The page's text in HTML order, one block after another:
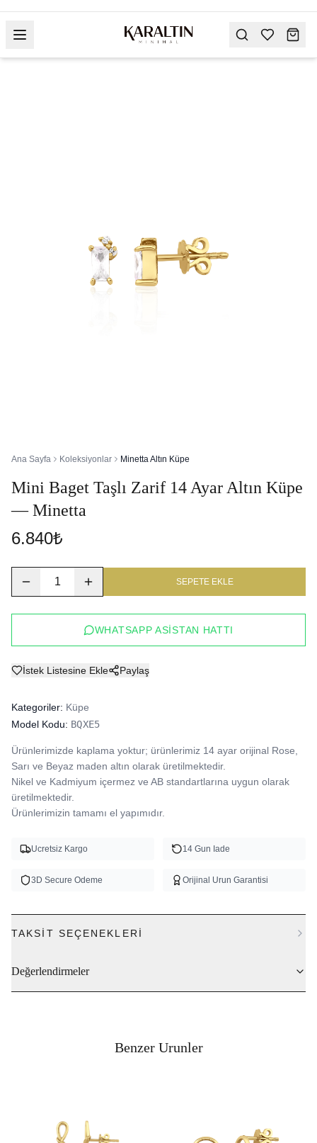
Ana Sayfa Koleksiyonlar Minetta Altın Küpe
Mini Baget Taşlı Zarif 14 Ayar Altın Küpe
— Minetta
6.840₺
1 SEPETE EKLE
WHATSAPP ASISTAN HATTI
İstek Listesine Ekle Paylaş
Kategoriler: Küpe
Model Kodu: BQXE5
Ürünlerimizde kaplama yoktur; ürünlerimiz 14 ayar orijinal Rose,
Sarı ve Beyaz maden altın olarak üretilmektedir.
Nikel ve Kadmiyum içermez ve AB standartlarına uygun olarak
üretilmektedir.
Ürünlerimizin tamamı el yapımıdır.
Ucretsiz Kargo 14 Gun Iade
3D Secure Odeme Orijinal Urun Garantisi
TAKSIT SEÇENEKLERI
Değerlendirmeler
Benzer Urunler